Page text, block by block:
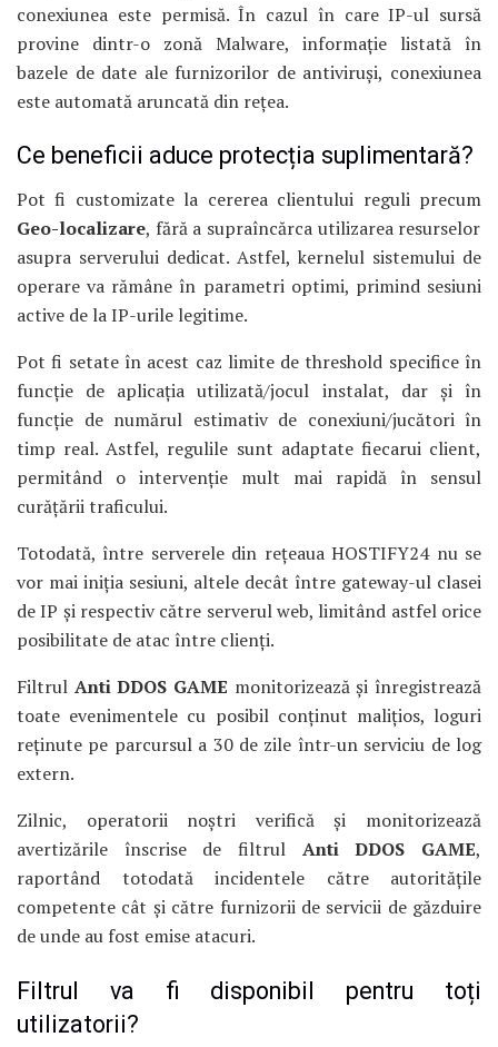
conexiunea este permisă. În cazul în care IP-ul sursă
provine dintr-o zonă Malware, informație listată în
bazele de date ale furnizorilor de antiviruși, conexiunea
este automată aruncată din rețea.
Ce beneficii aduce protecția suplimentară?
Pot fi customizate la cererea clientului reguli precum
Geo-localizare, fără a supraîncărca utilizarea resurselor
asupra serverului dedicat. Astfel, kernelul sistemului de
operare va rămâne în parametri optimi, primind sesiuni
active de la IP-urile legitime.
Pot fi setate în acest caz limite de threshold specifice în
funcție de aplicația utilizată/jocul instalat, dar și în
funcție de numărul estimativ de conexiuni/jucători în
timp real. Astfel, regulile sunt adaptate fiecarui client,
permitând o intervenție mult mai rapidă în sensul
curățării traficului.
Totodată, între serverele din rețeaua HOSTIFY24 nu se
vor mai iniția sesiuni, altele decât între gateway-ul clasei
de IP și respectiv către serverul web, limitând astfel orice
posibilitate de atac între clienți.
Filtrul Anti DDOS GAME monitorizează și înregistrează
toate evenimentele cu posibil conținut malițios, loguri
reținute pe parcursul a 30 de zile într-un serviciu de log
extern.
Zilnic, operatorii noștri verifică și monitorizează
avertizările înscrise de filtrul Anti DDOS GAME,
raportând totodată incidentele către autoritățile
competente cât și către furnizorii de servicii de găzduire
de unde au fost emise atacuri.
Filtrul va fi disponibil pentru toți
utilizatorii?